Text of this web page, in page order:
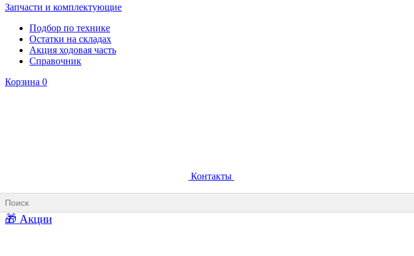
Ковши для фронтальных погрузчиков
Запчасти и комплектующие
Подбор по технике
Остатки на складах
Акция ходовая часть
Справочник
Корзина 0
Контакты
🎁 Акции